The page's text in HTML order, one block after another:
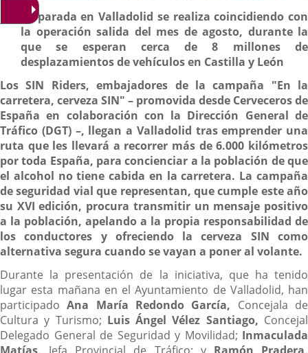
Descripción
La parada en Valladolid se realiza coincidiendo con
la operación salida del mes de agosto, durante la
que se esperan cerca de 8 millones de
desplazamientos de vehículos en Castilla y León
Los SIN Riders, embajadores de la campaña "En la
carretera, cerveza SIN" – promovida desde Cerveceros de
España en colaboración con la Dirección General de
Tráfico (DGT) –, llegan a Valladolid tras emprender una
ruta que les llevará a recorrer más de 6.000 kilómetros
por toda España, para concienciar a la población de que
el alcohol no tiene cabida en la carretera. La campaña
de seguridad vial que representan, que cumple este año
su XVI edición, procura transmitir un mensaje positivo
a la población, apelando a la propia responsabilidad de
los conductores y ofreciendo la cerveza SIN como
alternativa segura cuando se vayan a poner al volante.
Durante la presentación de la iniciativa, que ha tenido
lugar esta mañana en el Ayuntamiento de Valladolid, han
participadoAna María Redondo García, Concejala de
Cultura y Turismo; Luis Ángel Vélez Santiago, Concejal
Delegado General de Seguridad y Movilidad; Inmaculada
Matías, Jefa Provincial de Tráfico; y Ramón Pradera,